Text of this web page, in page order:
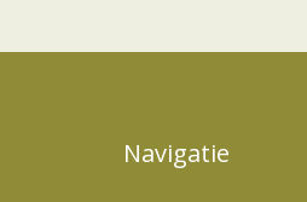
Navigatie